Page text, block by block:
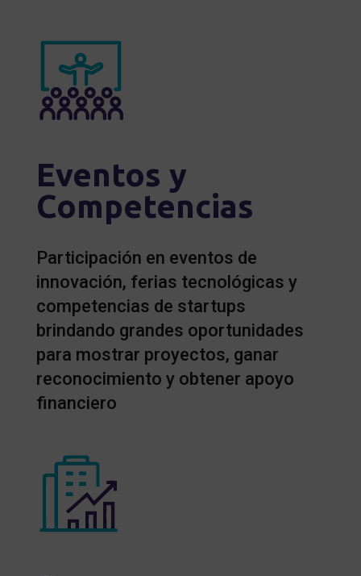
Eventos y
Competencias
Participación en eventos de
innovación, ferias tecnológicas y
competencias de startups
brindando grandes oportunidades
para mostrar proyectos, ganar
reconocimiento y obtener apoyo
financiero